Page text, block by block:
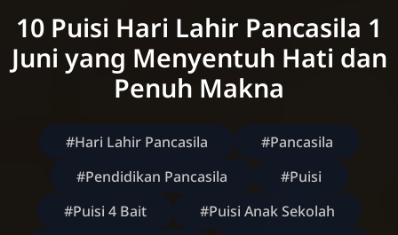
10 Puisi Hari Lahir Pancasila 1
Juni yang Menyentuh Hati dan
Penuh Makna
#Hari Lahir Pancasila
#Pancasila
#Pendidikan Pancasila
#Puisi
#Puisi 4 Bait
#Puisi Anak Sekolah